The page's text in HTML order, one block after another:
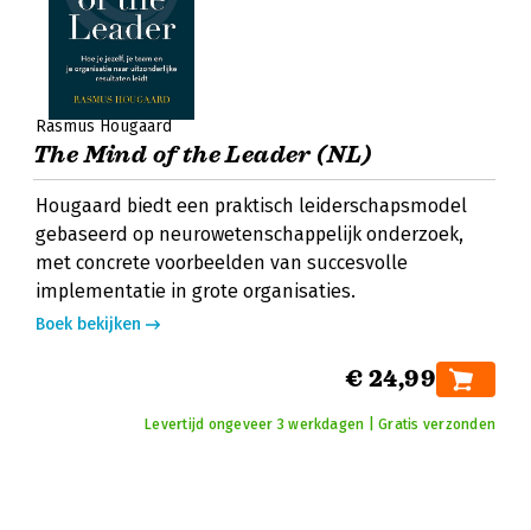
Rasmus Hougaard
The Mind of the Leader (NL)
Hougaard biedt een praktisch leiderschapsmodel
gebaseerd op neurowetenschappelijk onderzoek,
met concrete voorbeelden van succesvolle
implementatie in grote organisaties.
Boek bekijken
€ 24,99
Levertijd ongeveer 3 werkdagen | Gratis verzonden